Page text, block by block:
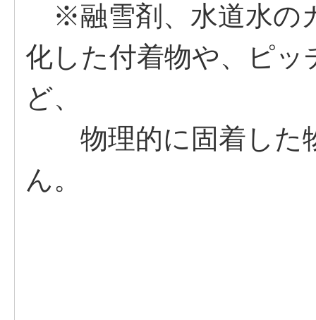
※融雪剤、水道水の
化した付着物や、ピッ
ど、
物理的に固着した
ん。